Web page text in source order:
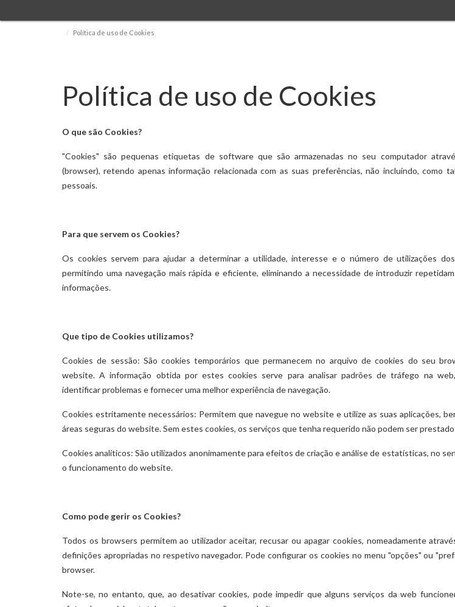
Política de uso de Cookies
Política de uso de Cookies
O que são Cookies?
"Cookies" são pequenas etiquetas de software que são armazenadas no seu computador
(browser), retendo apenas informação relacionada com as suas preferências, não incluindo, como
pessoais.
Para que servem os Cookies?
Os cookies servem para ajudar a determinar a utilidade, interesse e o número de utilizações
permitindo uma navegação mais rápida e eficiente, eliminando a necessidade de introduzir
informações.
Que tipo de Cookies utilizamos?
Cookies de sessão: São cookies temporários que permanecem no arquivo de cookies do seu
website. A informação obtida por estes cookies serve para analisar padrões de tráfego na
identificar problemas e fornecer uma melhor experiência de navegação.
Cookies estritamente necessários: Permitem que navegue no website e utilize as suas aplicações,
áreas seguras do website. Sem estes cookies, os serviços que tenha requerido não podem ser
Cookies analíticos: São utilizados anonimamente para efeitos de criação e análise de estatísticas, no
o funcionamento do website.
Como pode gerir os Cookies?
Todos os browsers permitem ao utilizador aceitar, recusar ou apagar cookies, nomeadamente
definições apropriadas no respetivo navegador. Pode configurar os cookies no menu "opções" ou
browser.
Note-se, no entanto, que, ao desativar cookies, pode impedir que alguns serviços da web